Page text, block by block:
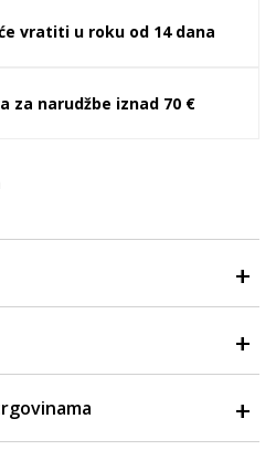
vratiti u roku od 14 dana
za narudžbe iznad 70 €